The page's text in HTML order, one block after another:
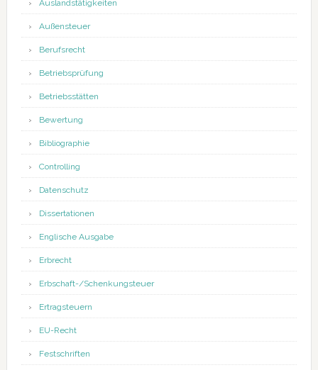
Auslandstätigkeiten
Außensteuer
Berufsrecht
Betriebsprüfung
Betriebsstätten
Bewertung
Bibliographie
Controlling
Datenschutz
Dissertationen
Englische Ausgabe
Erbrecht
Erbschaft-/Schenkungsteuer
Ertragsteuern
EU-Recht
Festschriften